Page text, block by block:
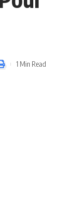
1 Min Read